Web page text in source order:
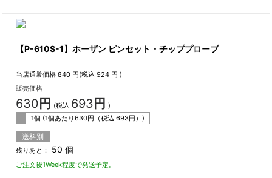
【P-610S-1】ホーザン ピンセット・チッププローブ
当店通常価格 840 円(税込924 円 )
販売価格
630 円 (税込 693 円 )
1個 (1個あたり630円（税込693円）)
送料別
残りあと： 50 個
ご注文後1Week程度で発送予定。